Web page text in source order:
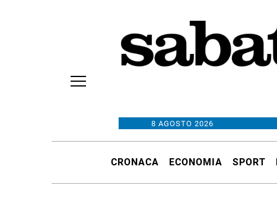
8 AGOSTO 2026
CRONACA ECONOMIA SPORT